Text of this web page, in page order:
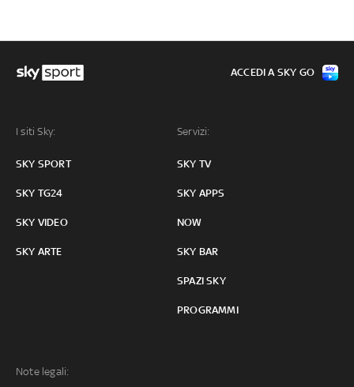
I siti Sky:
SKY SPORT
SKY TG24
SKY VIDEO
SKY ARTE
Servizi:
SKY TV
SKY APPS
NOW
SKY BAR
SPAZI SKY
PROGRAMMI
Note legali:
ACCEDI A SKY GO